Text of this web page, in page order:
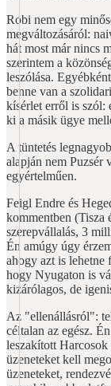
Robi nem egy
megváltozásáról:
hát most már nincs
szerintem a
leszólása.
benne van a
kísérlet erről is szól:
ki a másik ügye
A tüntetés
alapján nem Puzsér
egyértelműen.
Feigl Endre és
kommentben (Tisza
szerepvállalás, 3
Én amúgy úgy
ahogy azt is lehetne
hogy Nyugaton is
kizárólagos, de
Az "ellenállásról":
céltalan az egész.
leszakított
üzeneteket kell
üzeneteket,